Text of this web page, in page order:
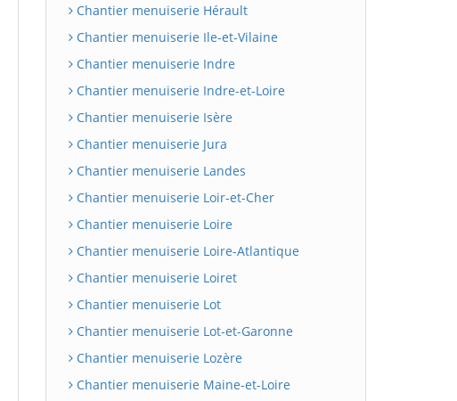
Chantier menuiserie Hérault
Chantier menuiserie Ile-et-Vilaine
Chantier menuiserie Indre
Chantier menuiserie Indre-et-Loire
Chantier menuiserie Isère
Chantier menuiserie Jura
Chantier menuiserie Landes
Chantier menuiserie Loir-et-Cher
Chantier menuiserie Loire
Chantier menuiserie Loire-Atlantique
Chantier menuiserie Loiret
Chantier menuiserie Lot
Chantier menuiserie Lot-et-Garonne
Chantier menuiserie Lozère
Chantier menuiserie Maine-et-Loire